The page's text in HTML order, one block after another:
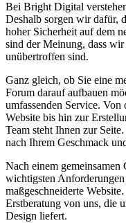
Bei Bright Digital
Deshalb sorgen wir dafür,
hoher Sicherheit auf dem
sind der Meinung, dass
unübertroffen sind.
Ganz gleich, ob Sie eine
Forum darauf aufbauen
umfassenden Service.
Website bis hin zur
Team steht Ihnen zur
nach Ihrem Geschmack
Nach einem
wichtigsten
maßgeschneiderte
Erstberatung von uns, die
Design liefert.